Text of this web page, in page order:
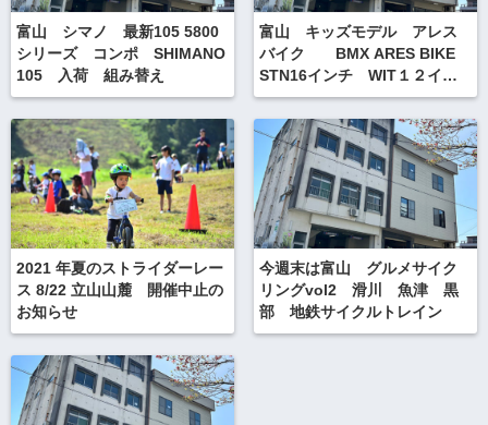
富山 シマノ 最新105 5800
シリーズ コンポ SHIMANO
105 入荷 組み替え
富山 キッズモデル アレス
バイク BMX ARES BIKE
STN16インチ WIT１２イン
チ フラット＆ストリート
2021 年夏のストライダーレー
ス 8/22 立山山麓 開催中止の
お知らせ
今週末は富山 グルメサイク
リングvol2 滑川 魚津 黒
部 地鉄サイクルトレイン